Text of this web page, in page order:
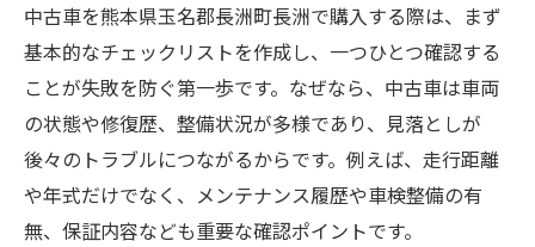
中古車を熊本県玉名郡長洲町長洲で購入する際は、まず
基本的なチェックリストを作成し、一つひとつ確認する
ことが失敗を防ぐ第一歩です。なぜなら、中古車は車両
の状態や修復歴、整備状況が多様であり、見落としが
後々のトラブルにつながるからです。例えば、走行距離
や年式だけでなく、メンテナンス履歴や車検整備の有
無、保証内容なども重要な確認ポイントです。